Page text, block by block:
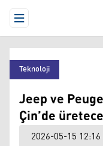
Open Menu
Teknoloji
Jeep ve
Çin’de
2026-05-15 12:16